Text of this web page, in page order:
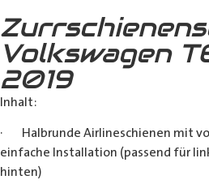
Volkswagen
2019
Inhalt:
· Halbrunde Airlineschienen mit
einfache Installation (passend für
hinten)